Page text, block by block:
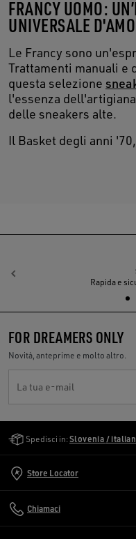
FRANCY UOMO:
UNIVERSALE
Le Francy sono
Trattamenti manuali e
questa selezione
l'essenza
delle sneakers alte.
Il Basket degli anni
Rapida e
Indietro
FOR DREAMERS ONLY
Novità, anteprime e molto altro.
La tua e-mail
Spedisci in: Slovenia /
Store Locator
Chiamaci